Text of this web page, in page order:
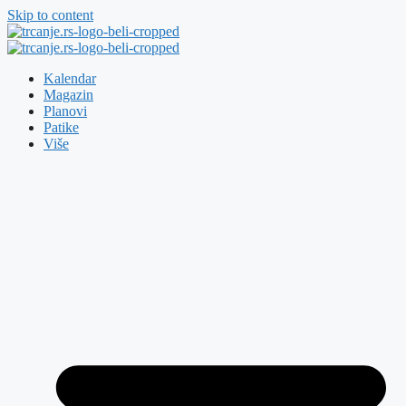
Skip to content
Kalendar
Magazin
Planovi
Patike
Više